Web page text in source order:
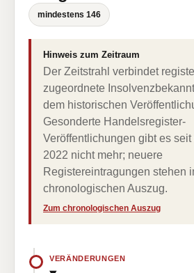
mindestens 146
Hinweis zum Zeitraum
Der Zeitstrahl verbindet
zugeordnete
dem historischen
Gesonderte Handelsregister-
Veröffentlichungen gibt es seit
2022 nicht mehr; neuere
Registereintragungen stehen
chronologischen Auszug.
Zum chronologischen Auszug
VERÄNDERUNGEN